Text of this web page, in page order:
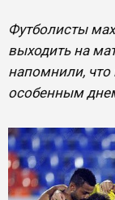
Футболисты
выходить на
напомнили, что
особенным